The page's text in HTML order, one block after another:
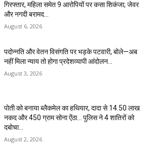
गिरफ्तार, महिला समेत 9 आरोपियों पर कसा शिकंजा; जेवर
और नगदी बरामद…
August 6, 2026
पदोन्नति और वेतन विसंगति पर भड़के पटवारी, बोले—अब
नहीं मिला न्याय तो होगा प्रदेशव्यापी आंदोलन…
August 3, 2026
पोती को बनाया ब्लैकमेल का हथियार, दादा से 14.50 लाख
नकद और 450 ग्राम सोना ऐंठा… पुलिस ने 4 शातिरों को
दबोचा…
August 2, 2026